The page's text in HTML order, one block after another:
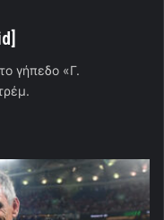
γήπεδο «Γ.